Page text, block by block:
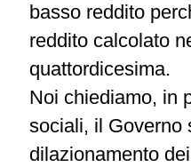
basso reddito
reddito calcolato
quattordicesima.
Noi chiediamo, in
sociali, il Governo
dilazionamento